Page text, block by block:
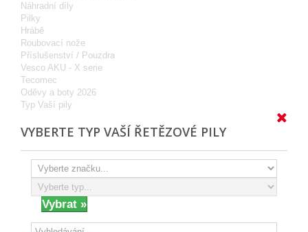
Náhradní díly
Pilky
Hrábě
Roubovací nože
Příslušenství / Pouzdra
Vesco AKU - X serie
Tecomec
Oděvy a boty 2026
Typ Vaší pily
VYBERTE TYP VAŠÍ ŘETĚZOVÉ PILY